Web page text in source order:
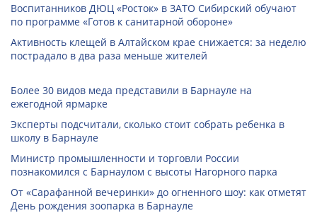
Воспитанников ДЮЦ «Росток» в ЗАТО Сибирский обучают
по программе «Готов к санитарной обороне»
Активность клещей в Алтайском крае снижается: за неделю
пострадало в два раза меньше жителей
Более 30 видов меда представили в Барнауле на
ежегодной ярмарке
Эксперты подсчитали, сколько стоит собрать ребенка в
школу в Барнауле
Министр промышленности и торговли России
познакомился с Барнаулом с высоты Нагорного парка
От «Сарафанной вечеринки» до огненного шоу: как отметят
День рождения зоопарка в Барнауле